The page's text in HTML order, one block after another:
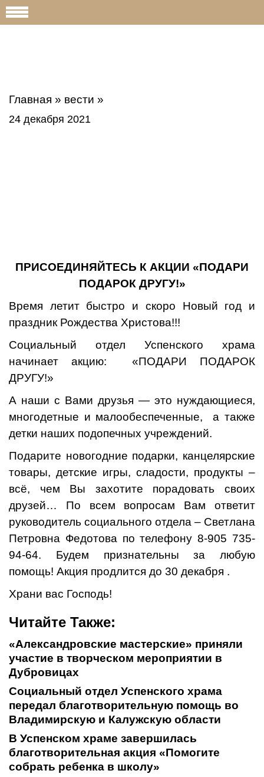
Главная » вести »
24 декабря 2021
ПРИСОЕДИНЯЙТЕСЬ К АКЦИИ «ПОДАРИ
ПОДАРОК ДРУГУ!»
Время летит быстро и скоро Новый год и
праздник Рождества Христова!!!
Социальный отдел Успенского храма
начинает акцию: «ПОДАРИ ПОДАРОК
ДРУГУ!»
А наши с Вами друзья — это нуждающиеся,
многодетные и малообеспеченные, а также
детки наших подопечных учреждений.
Подарите новогодние подарки, канцелярские
товары, детские игры, сладости, продукты –
всё, чем Вы захотите порадовать своих
друзей… По всем вопросам Вам ответит
руководитель социального отдела – Светлана
Петровна Федотова по телефону 8-905 735-
94-64. Будем признательны за любую
помощь! Акция продлится до 30 декабря .
Храни вас Господь!
Читайте Также:
«Александровские мастерские» приняли
участие в творческом мероприятии в
Дубровицах
Социальный отдел Успенского храма
передал благотворительную помощь во
Владимирскую и Калужскую области
В Успенском храме завершилась
благотворительная акция «Помогите
собрать ребенка в школу»